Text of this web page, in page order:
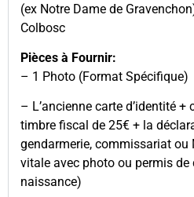
(ex Notre Dame de
Colbosc
Pièces à Fournir:
– 1 Photo (Format Spécifique)
– L’ancienne carte d’identité +
timbre fiscal de 25€ + la
gendarmerie, commissariat ou
vitale avec photo ou permis de
naissance)